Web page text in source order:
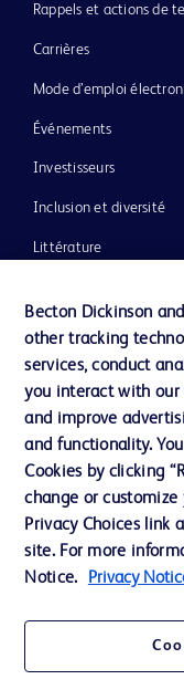
Rappels et actions de
Carrières
Mode d’emploi
Événements
Investisseurs
Inclusion et diversité
Littérature
Notre entreprise
Éthique et conformité
Nous contacter
Préférences en matière
Confidentialité
Accessibilité du site
Becton Dickinson
other tracking
services, conduct
you interact with our
and improve
and functionality.
Cookies by clicking
change or customize
Privacy Choices link
site. For more
Notice.
Privacy